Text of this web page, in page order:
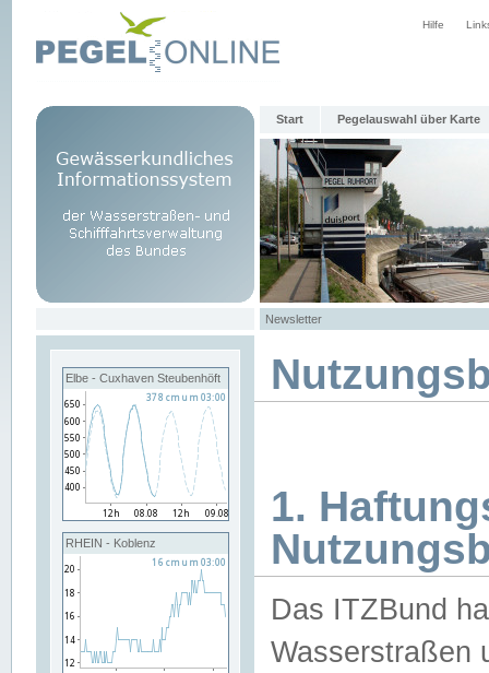
Hilfe
Start Pegelauswahl über Karte
Newsletter
Elbe - Cuxhaven Steubenhöft
RHEIN - Koblenz
1.
Das ITZBund
Wasserstraßen